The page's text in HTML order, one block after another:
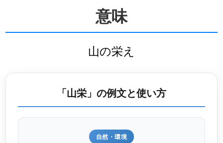
意味
山の栄え
「山栄」の例文と使い方
自然・環境